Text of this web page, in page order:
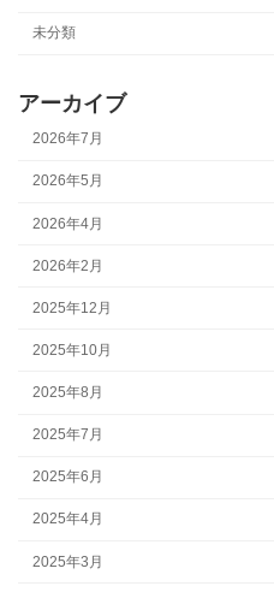
未分類
アーカイブ
2026年7月
2026年5月
2026年4月
2026年2月
2025年12月
2025年10月
2025年8月
2025年7月
2025年6月
2025年4月
2025年3月